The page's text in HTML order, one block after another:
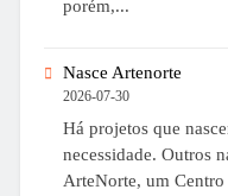
porém,...
Nasce Artenorte
2026-07-30
Há projetos que
necessidade. Outros
ArteNorte, um